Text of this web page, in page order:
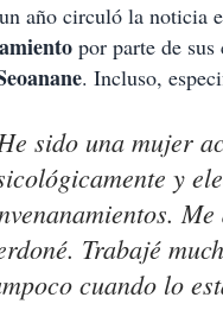
año circuló la noticia
por parte de
. Incluso,
sido una mujer
y
Trabajé
cuando lo